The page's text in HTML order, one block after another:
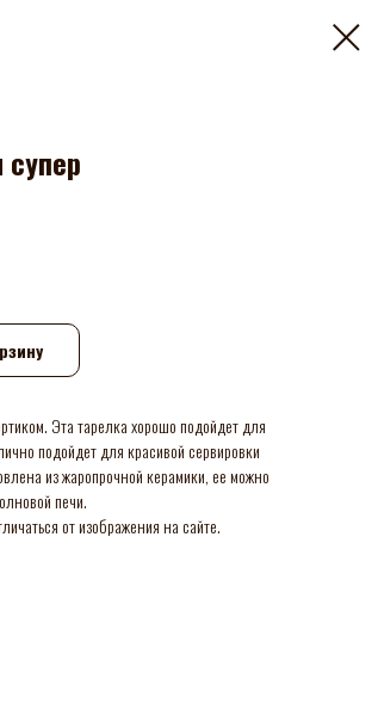
Эта тарелка хорошо подойдет для
подойдет для красивой сервировки
из жаропрочной керамики, ее можно
печи.
от изображения на сайте.